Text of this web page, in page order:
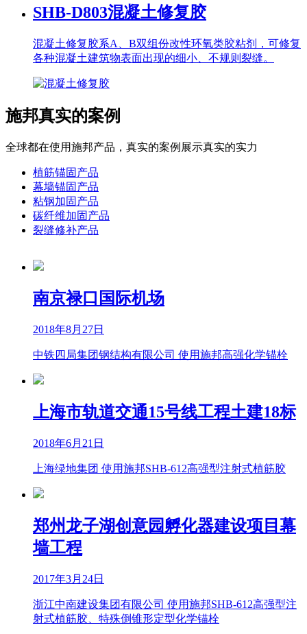
SHB-D803混凝土修复胶
混凝土修复胶系A、B双组份改性环氧类胶粘剂，可修复
各种混凝土建筑物表面出现的细小、不规则裂缝。
施邦真实的案例
全球都在使用施邦产品，真实的案例展示真实的实力
植筋锚固产品
幕墙锚固产品
粘钢加固产品
碳纤维加固产品
裂缝修补产品
南京禄口国际机场
2018年8月27日
中铁四局集团钢结构有限公司 使用施邦高强化学锚栓
上海市轨道交通15号线工程土建18标
2018年6月21日
上海绿地集团 使用施邦SHB-612高强型注射式植筋胶
郑州龙子湖创意园孵化器建设项目幕
墙工程
2017年3月24日
浙江中南建设集团有限公司 使用施邦SHB-612高强型注
射式植筋胶、特殊倒锥形定型化学锚栓